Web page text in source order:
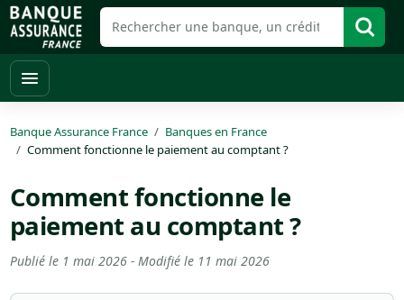
Banque Assurance France
Banques en France
Comment fonctionne le paiement au comptant ?
Comment fonctionne le
paiement au comptant ?
Publié le 1 mai 2026- Modifié le 11 mai 2026